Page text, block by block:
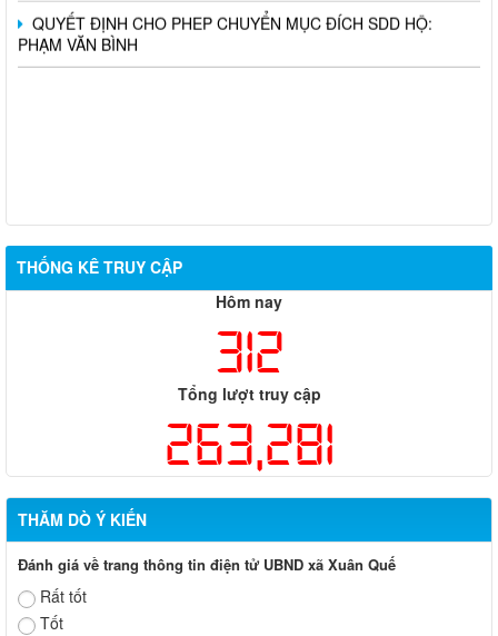
QUYẾT ĐỊNH CHO PHEP CHUYỂN MỤC ĐÍCH SDD HỘ:
PHẠM VĂN BÌNH
THỐNG KÊ TRUY CẬP
Hôm nay
312
Tổng lượt truy cập
263,281
THĂM DÒ Ý KIẾN
Đánh giá về trang thông tin điện tử UBND xã Xuân Quế
Rất tốt
Tốt